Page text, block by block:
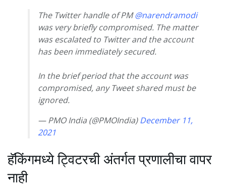
The Twitter handle of PM@narendramodi
was very briefly compromised. The matter
was escalated to Twitter and the account
has been immediately secured.
In the brief period that the account was
compromised, any Tweet shared must be
ignored.
— PMO India (@PMOIndia)December 11,
2021
हॅकिंगमध्ये ट्विटरची अंतर्गत प्रणालीचा वापर
नाही